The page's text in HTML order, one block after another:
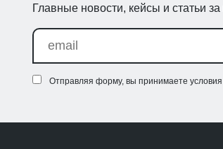
Главные новости, кейсы и статьи
Отправляя форму, вы принимаете условия